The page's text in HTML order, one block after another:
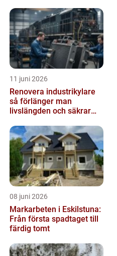
11 juni 2026
Renovera industrikylare
så förlänger man
livslängden och säkrar
08 juni 2026
Markarbeten i Eskilstuna:
Från första spadtaget till
färdig tomt